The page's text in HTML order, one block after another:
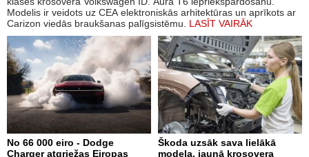
Modelis ir veidots uz CEA elektroniskās arhitektūras un aprīkots ar
Carizon viedās braukšanas palīgsistēmu. LASĪT VAIRĀK
No 66 000 eiro - Dodge
Charger atgriežas Eiropas
Škoda uzsāk sava lielākā
modeļa, jaunā krosovera